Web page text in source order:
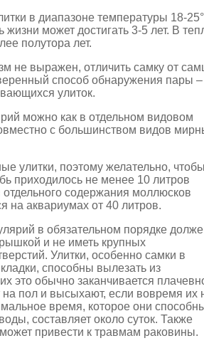
в диапазоне температуры 18-
жизни может достигать 3-5 лет. В
полутора лет.
не выражен, отличить самку от
способ обнаружения пары –
улиток.
можно как в отдельном видовом
с большинством видов
улитки, поэтому желательно,
приходилось не менее 10 литров
содержания моллюсков
на аквариумах от 40 литров.
в обязательном порядке
и не иметь крупных
Улитки, особенно самки в
способны вылезать из
это обычно заканчивается
пол и высыхают, если вовремя их
время, которое они
составляет около суток. Также
привести к травмам раковины.